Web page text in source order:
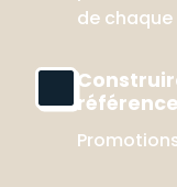
de
référence